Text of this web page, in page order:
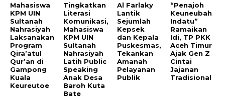
Mahasiswa
KPM UIN
Sultanah
Nahrasiyah
Laksanakan
Program
Qira’atul
Qur’an di
Gampong
Kuala
Keureutoe
Tingkatkan
Literasi
Komunikasi,
Mahasiswa
KPM UIN
Sultanah
Nahrasiyah
Latih Public
Speaking
Anak Desa
Baroh Kuta
Bate
Al Farlaky
Lantik
Sejumlah
Kepsek
dan Kepala
Puskesmas,
Tekankan
Amanah
Pelayanan
Publik
“Penajoh
Keuneubah
Indatu”
Ramaikan
Idi, TP PKK
Aceh Timur
Ajak Gen Z
Cintai
Jajanan
Tradisional